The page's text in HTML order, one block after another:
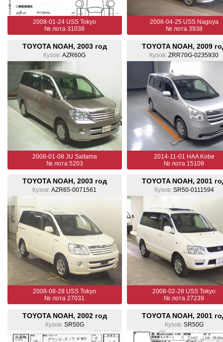
2008-01-24 USS Tokyo
№ лота 31038
2008-04-25 USS Nagoya
№ лота 3938
TOYOTA NOAH, 2003 год
Кузов: AZR60G
2008-01-08 JU Saitama
№ лота 5203
TOYOTA NOAH, 2009
Кузов: ZRR70G-0235930
2014-11-01 HAA Kobe
№ лота 15109
TOYOTA NOAH, 2003 год
Кузов: AZR65-0071561
2008-08-28 USS Tokyo
№ лота 27031
TOYOTA NOAH, 2001
Кузов: SR50-0111594
2008-02-28 USS Tokyo
№ лота 27239
TOYOTA NOAH, 2002 год
Кузов: SR50G
TOYOTA NOAH, 2001
Кузов: SR50G